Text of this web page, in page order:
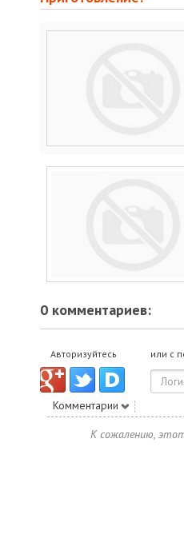
0 комментариев:
Авторизуйтесь или с
Комментарии
К сожалению,